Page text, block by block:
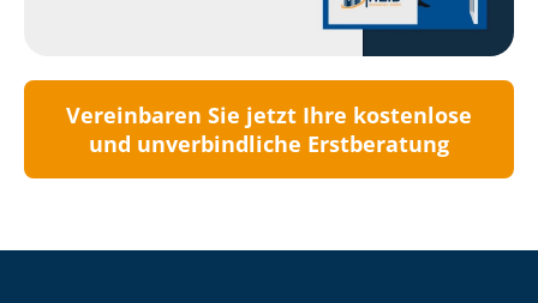
Vereinbaren Sie jetzt Ihre kostenlose
und unverbindliche Erstberatung